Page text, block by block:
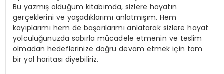
Bu yazmış olduğum kitabımda, sizlere hayatın
gerçeklerini ve yaşadıklarımı anlatmışım. Hem
kayıplarımı hem de başarılarımı anlatarak sizlere hayat
yolculuğunuzda sabırla mücadele etmenin ve teslim
olmadan hedeflerinize doğru devam etmek için tam
bir yol haritası diyebiliriz.